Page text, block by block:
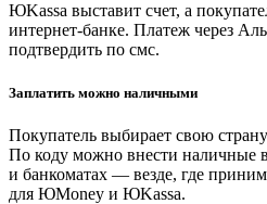
ЮKassa выставит счет, а
интернет-банке. Платеж через
подтвердить по смс.
Заплатить можно наличными
Покупатель выбирает свою
По коду можно внести наличные
и банкоматах — везде, где
для ЮMoney и ЮKassa.